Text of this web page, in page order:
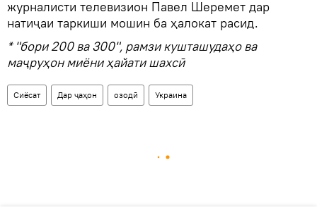
журналисти телевизион Павел Шеремет дар
натиҷаи таркиши мошин ба ҳалокат расид.
* "бори 200 ва 300", рамзи кушташудаҳо ва
маҷруҳон миёни ҳайати шахсӣ
Сиёсат Дар ҷаҳон озодӣ Украина